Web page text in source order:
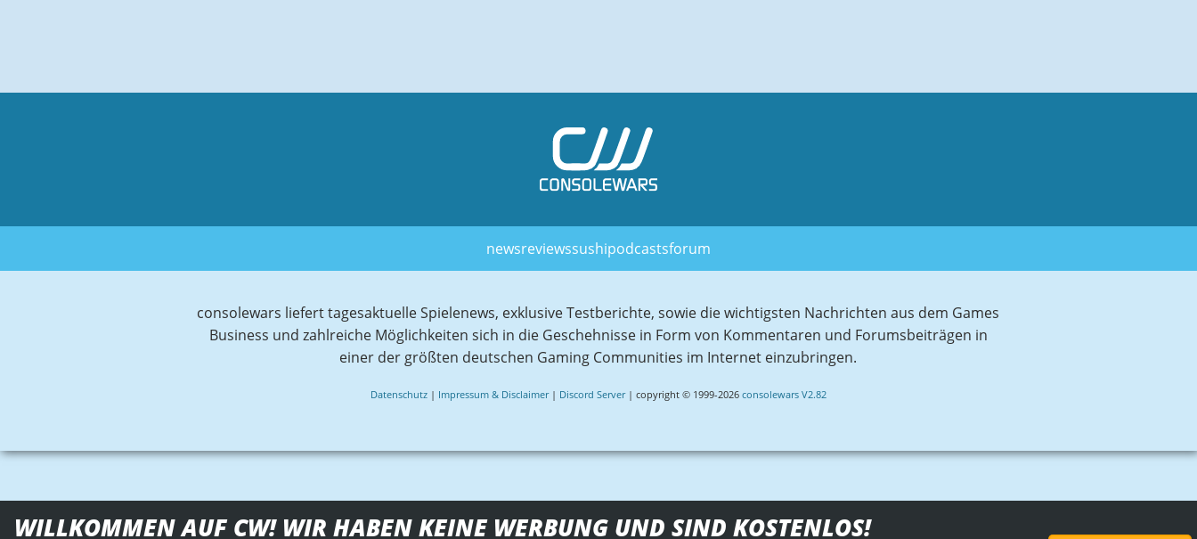
podcasts
consolewars liefert tagesaktuelle Spielenews, exklusive Testberichte, sowie die wichtigsten Nachrichten aus dem Games
Business und zahlreiche Möglichkeiten sich in die Geschehnisse in Form von Kommentaren und Forumsbeiträgen in
einer der größten deutschen Gaming Communities im Internet einzubringen.
WILLKOMMEN AUF CW! WIR HABEN KEINE WERBUNG UND SIND KOSTENLOS!